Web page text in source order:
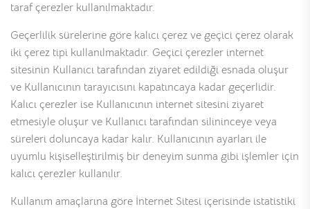
taraf çerezler kullanılmaktadır.
Geçerlilik sürelerine göre kalıcı çerez ve geçici çerez olarak
iki çerez tipi kullanılmaktadır. Geçici çerezler internet
sitesinin Kullanıcı tarafından ziyaret edildiği esnada oluşur
ve Kullanıcının tarayıcısını kapatıncaya kadar geçerlidir.
Kalıcı çerezler ise Kullanıcının internet sitesini ziyaret
etmesiyle oluşur ve Kullanıcı tarafından silininceye veya
süreleri doluncaya kadar kalır. Kullanıcının ayarları ile
uyumlu kişiselleştirilmiş bir deneyim sunma gibi işlemler için
kalıcı çerezler kullanılır.
Kullanım amaçlarına göre İnternet Sitesi içerisinde istatistiki